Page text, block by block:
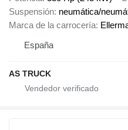
Suspensión neumática/
Marca de la carrocería
España
AS TRUCK